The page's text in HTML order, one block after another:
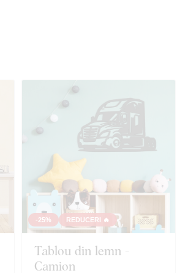
-25% REDUCERI 🔥
Tablou din lemn -
Camion